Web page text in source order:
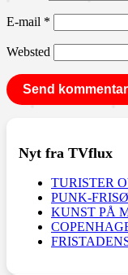
E-mail *
Websted
Nyt fra TVflux
TURISTER
PUNK-
KUNST PÅ